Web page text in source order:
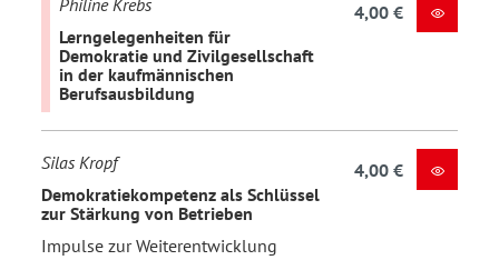
Philine Krebs
Lerngelegenheiten für
Demokratie und Zivilgesellschaft
in der kaufmännischen
Berufsausbildung
4,00 €
Silas Kropf
Demokratiekompetenz als Schlüssel
zur Stärkung von Betrieben
Impulse zur Weiterentwicklung
4,00 €